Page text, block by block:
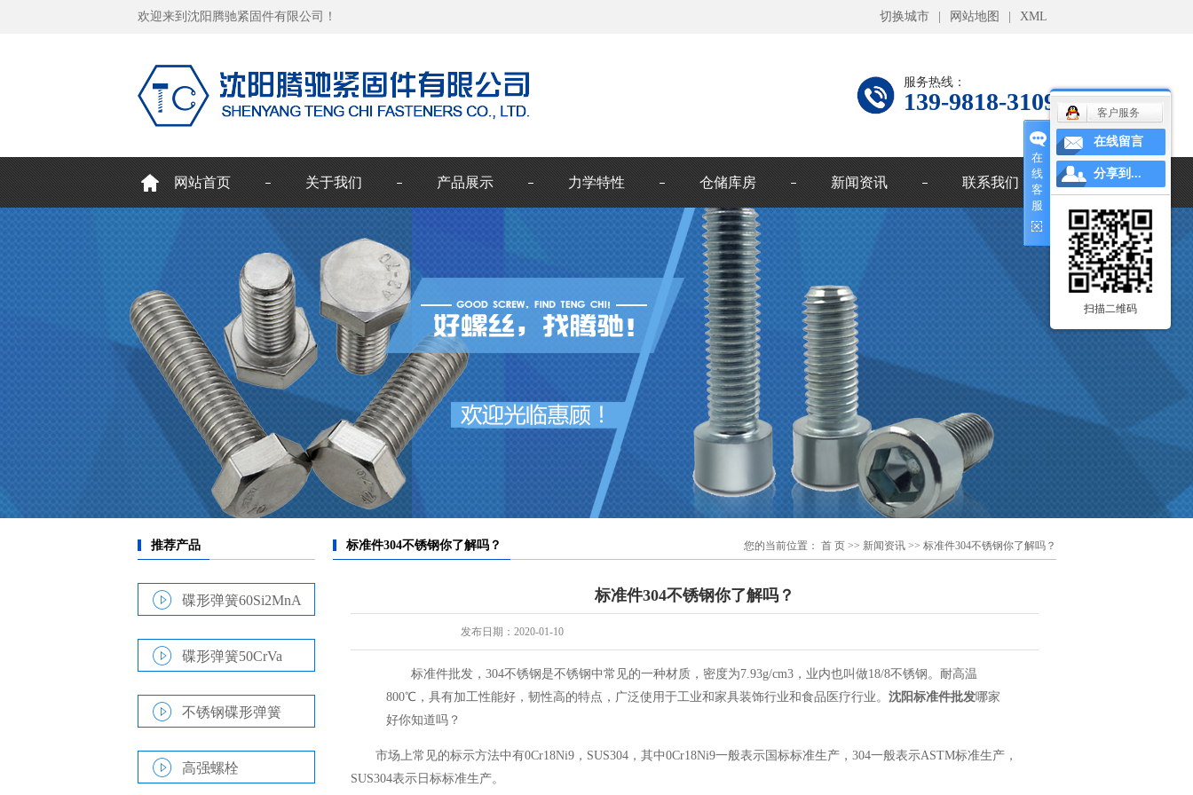
欢迎来到沈阳腾驰紧固件有限公司！ 切换城市 网站地图 XML
服务热线：
139-9818-3109
网站首页 关于我们 产品展示 力学特性 仓储库房 新闻资讯 联系我们
碟形弹簧60Si2MnA
碟形弹簧50CrVa
不锈钢碟形弹簧
高强螺栓
您的当前位置： 首 页>> 新闻资讯>> 标准件304不锈钢你了解吗？
标准件304不锈钢你了解吗？
发布日期：2020-01-10
标准件批发，304不锈钢是不锈钢中常见的一种材质，密度为7.93g/cm3，业内也叫做18/8不锈钢。耐高温
800℃，具有加工性能好，韧性高的特点，广泛使用于工业和家具装饰行业和食品医疗行业。 沈阳标准件批发哪家
好你知道吗？
市场上常见的标示方法中有0Cr18Ni9，SUS304，其中0Cr18Ni9一般表示国标标准生产，304一般表示ASTM标准生产，
SUS304表示日标标准生产。
在
线
客
服
客户服务
在线留言
分享到...